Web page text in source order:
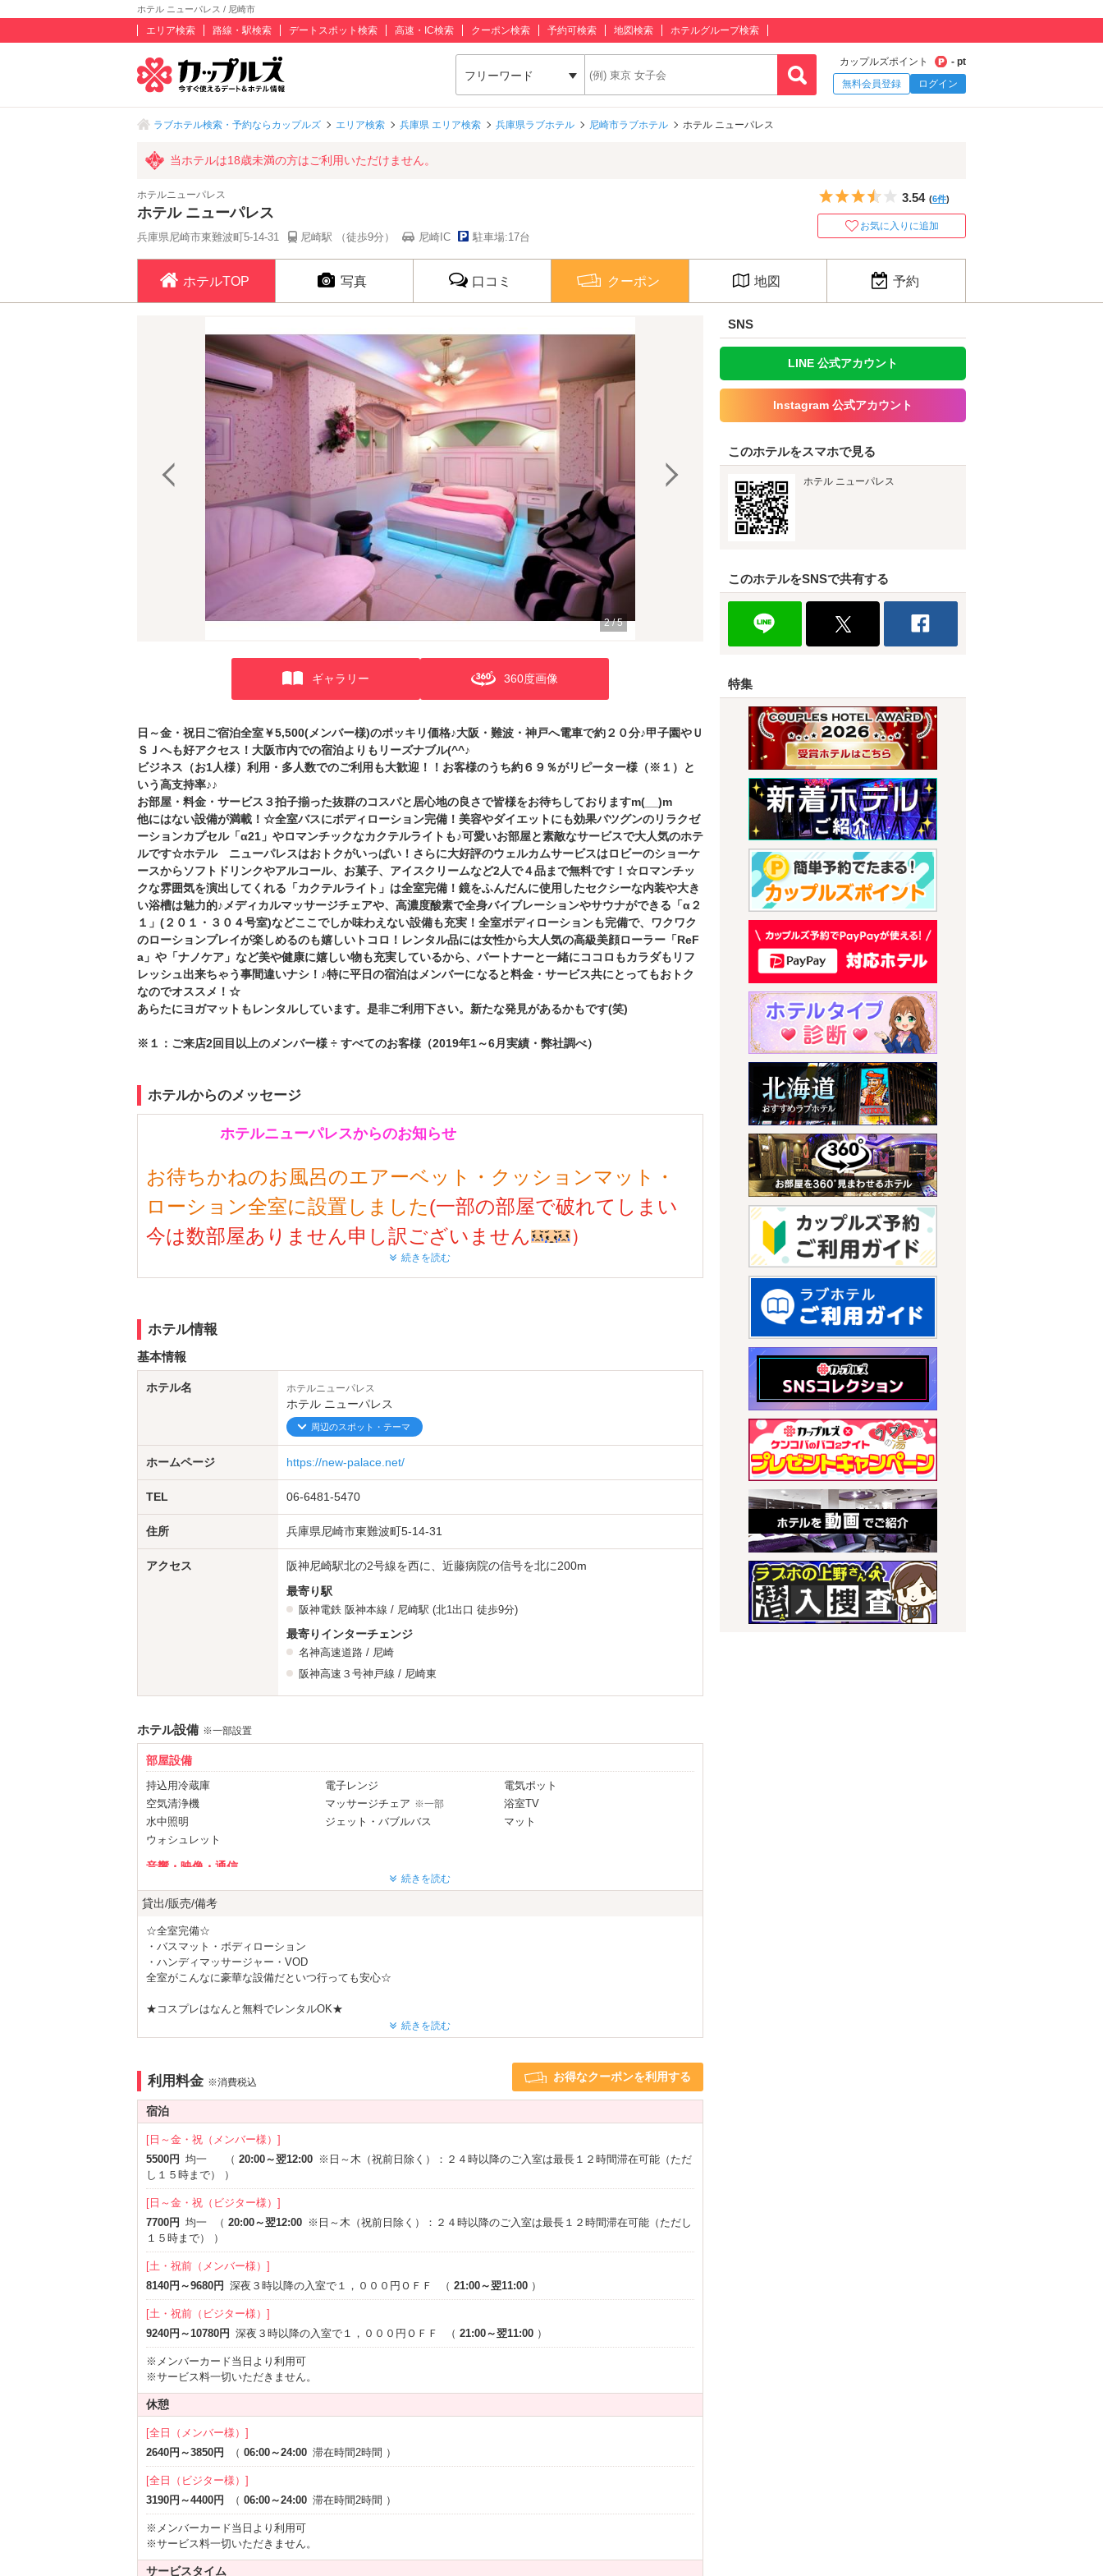
ホテル ニューパレス / 尼崎市
エリア検索 路線・駅検索 デートスポット検索 高速・IC検索 クーポン検索 予約可検索 地図検索 ホテルグループ検索
フリーワード
カップルズポイント
- pt
無料会員登録
ログイン
ラブホテル検索・予約ならカップルズ エリア検索 兵庫県 エリア検索 兵庫県ラブホテル 尼崎市ラブホテル ホテル ニューパレス
当ホテルは18歳未満の方はご利用いただけません。
ホテルニューパレス
ホテル ニューパレス
兵庫県尼崎市東難波町5-14-31 尼崎駅 （徒歩9分） 尼崎IC 駐車場:17台
5つ星のうち3.5
3.54 (6件)
お気に入りに追加
ホテルTOP 写真 口コミ クーポン 地図 予約
2/5
ギャラリー 360度画像
日～金・祝日ご宿泊全室￥5,500(メンバー様)のポッキリ価格♪大阪・難波・神戸へ電車で約２０分♪甲子園やＵ
ＳＪへも好アクセス！大阪市内での宿泊よりもリーズナブル(^^♪
ビジネス（お1人様）利用・多人数でのご利用も大歓迎！！お客様のうち約６９％がリピーター様（※１）と
いう高支持率♪♪
お部屋・料金・サービス３拍子揃った抜群のコスパと居心地の良さで皆様をお待ちしておりますm(__)m
他にはない設備が満載！☆全室バスにボディローション完備！美容やダイエットにも効果バツグンのリラクゼ
ーションカプセル「α21」やロマンチックなカクテルライトも♪可愛いお部屋と素敵なサービスで大人気のホテ
ルです☆ホテル ニューパレスはおトクがいっぱい！さらに大好評のウェルカムサービスはロビーのショーケ
ースからソフトドリンクやアルコール、お菓子、アイスクリームなど2人で４品まで無料です！☆ロマンチッ
クな雰囲気を演出してくれる「カクテルライト」は全室完備！鏡をふんだんに使用したセクシーな内装や大き
い浴槽は魅力的♪メディカルマッサージチェアや、高濃度酸素で全身バイブレーションやサウナができる「α２
１」(２０１・３０４号室)などここでしか味わえない設備も充実！全室ボディローションも完備で、ワクワク
のローションプレイが楽しめるのも嬉しいトコロ！レンタル品には女性から大人気の高級美顔ローラー「ReF
a」や「ナノケア」など美や健康に嬉しい物も充実しているから、パートナーと一緒にココロもカラダもリフ
レッシュ出来ちゃう事間違いナシ！♪特に平日の宿泊はメンバーになると料金・サービス共にとってもおトク
なのでオススメ！☆
あらたにヨガマットもレンタルしています。是非ご利用下さい。新たな発見があるかもです(笑)
※１：ご来店2回目以上のメンバー様 ÷ すべてのお客様（2019年1～6月実績・弊社調べ）
ホテルからのメッセージ
ホテルニューパレスからのお知らせ
お待ちかねのお風呂のエアーベット・クッションマット・
ローション全室に設置しました(一部の部屋で破れてしまい
今は数部屋ありません申し訳ございません
）
浴室テレビも随時設置中です
是非登録下くださいね、特典いっぱいあります
ご要望におこたえしましてポイント倍増プラン実施中です
９月３０日まで延長決定しました
用はダブルポイントプレゼント
ぜひこのチャンスにポイントを貯めて下さい
是非おためし下さい
昨年来のリニューアル工事は無事終了致しました
ロビーに設置のウエルカム商品ですが今までのお一組様３品から４品にアップデー
あらたにアイスクリーム（この時期は氷系も多いです）が追加されました！！
種類も豊富にあります
是非お好きなアイスをお召し上がり下さい
もちろんドリンク・お菓子もいっぱいです
もしくは景品と交換 可能♪
さらに、 ドリンク・スナック・グッズの購入にも使えます(^^♪
皆様のお越しをスタッフ一同心よりお待ちしておりますm(__)m
レンタルシャンプー＆ボディソープメニューをリニューアル(^^)
人気のアイテムが１1種類の中から選べます♪
（フォトギャラリーでご確認いただけます）
販売品は
ソフトドリンク・スナック類１００円～
メンバー様はポイントのご使用の購入もも可能です♪
是非ご利用くださいm(__)m
★★無料レンタルコスプレ(^^♪★★
大好評の無料レンタルコスプレ
27種類
♪全部屋ご宿泊スタンプラリー
平日ご宿泊限定！（日曜含む、祝前日除く）
平日（日から金・祝前日除くの宿泊時間が長くなりました。17時から翌昼１２時まで）
めっちゃお得です
続きを読む
ホテル情報
基本情報
ホテル名 ホテルニューパレス
ホテル ニューパレス
周辺のスポット・テーマ
ホームページ https://new-palace.net/
TEL 06-6481-5470
住所 兵庫県尼崎市東難波町5-14-31
アクセス
阪神尼崎駅北の2号線を西に、近藤病院の信号を北に200m
最寄り駅
阪神電鉄 阪神本線 / 尼崎駅 (北1出口 徒歩9分)
最寄りインターチェンジ
名神高速道路 / 尼崎
阪神高速３号神戸線 / 尼崎東
ホテル設備 ※一部設置
部屋設備
持込用冷蔵庫 電子レンジ
電気ポット
空気清浄機
マッサージチェア ※一部
浴室TV
水中照明
ジェット・バブルバス
マット
ウォシュレット
音響・映像・通信
VOD Wi-Fi
Android充電器
iPhone充電器
アメニティ
セレクトシャンプー
電気マッサージ器 コスプレ ※一部
部屋タイプ
ルームサービス
続きを読む
貸出/販売/備考
☆全室完備☆
・バスマット・ボディローション
・ハンディマッサージャー・VOD
全室がこんなに豪華な設備だといつ行っても安心☆
★コスプレはなんと無料でレンタルOK★
☆シャンプーレンタルは有名ブランド等種類も豊富☆
★黄金のオイル美容「ZIRA」等のボディソープも無料レンタルOK★
■大人気の高級エステグッズ等無料レンタル品もたくさん！■
・美容ローラー「ReFa」 ・マイナスイオンケアブラシ
・ナイトスチーマー「ナノケア」 ・毛穴吸引器 etc…
■更に一部客室には他にはない設備も！■
・乗馬マシン ・リラクゼーションカプセル「アルファ21」(高濃度酸素付き、201・304号室)・メディカルマッサ
ージチェア(15室) ・ミストサウナ etc…
来た時より可愛く健康的になれちゃうかも！？☆
続きを読む
利用料金 ※消費税込 お得なクーポンを利用する
宿泊
[日～金・祝（メンバー様）]
5500円 均一 （ 20:00～翌12:00 ※日～木（祝前日除く）：２４時以降のご入室は最長１２時間滞在可能（ただ
し１５時まで）
）
[日～金・祝（ビジター様）]
7700円 均一 （ 20:00～翌12:00 ※日～木（祝前日除く）：２４時以降のご入室は最長１２時間滞在可能（ただし
１５時まで）
）
[土・祝前（メンバー様）]
8140円～9680円 深夜３時以降の入室で１，０００円ＯＦＦ （ 21:00～翌11:00 ）
[土・祝前（ビジター様）]
9240円～10780円 深夜３時以降の入室で１，０００円ＯＦＦ （ 21:00～翌11:00 ）
※メンバーカード当日より利用可
※サービス料一切いただきません。
休憩
[全日（メンバー様）]
2640円～3850円
（ 06:00～24:00 滞在時間2時間 ）
[全日（ビジター様）]
3190円～4400円
（ 06:00～24:00 滞在時間2時間 ）
※メンバーカード当日より利用可
※サービス料一切いただきません。
サービスタイム
SNS
LINE 公式アカウント
Instagram 公式アカウント
このホテルをスマホで見る
ホテル ニューパレス
このホテルをSNSで共有する
特集